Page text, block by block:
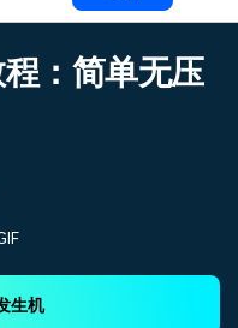
：简单无压
生机